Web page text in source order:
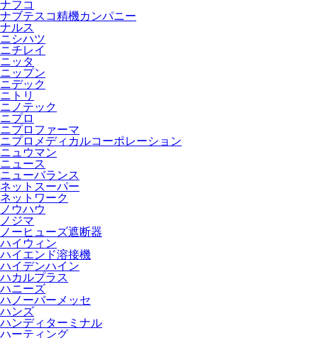
ナフコ
ナブテスコ精機カンパニー
ナルス
ニシハツ
ニチレイ
ニッタ
ニップン
ニデック
ニトリ
ニノテック
ニプロ
ニプロファーマ
ニプロメディカルコーポレーション
ニュウマン
ニュース
ニューバランス
ネットスーパー
ネットワーク
ノウハウ
ノジマ
ノーヒューズ遮断器
ハイウィン
ハイエンド溶接機
ハイデンハイン
ハカルプラス
ハニーズ
ハノーバーメッセ
ハンズ
ハンディターミナル
ハーティング